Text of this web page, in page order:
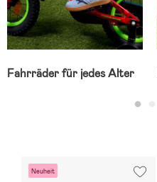
Fahrräder für jedes Alter
Neuheit